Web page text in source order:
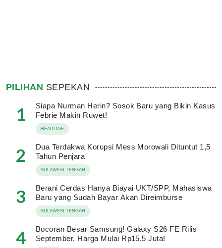
PILIHAN SEPEKAN
1
Siapa Nurman Herin? Sosok Baru yang Bikin Kasus
Febrie Makin Ruwet!
HEADLINE
2
Dua Terdakwa Korupsi Mess Morowali Dituntut 1,5
Tahun Penjara
SULAWESI TENGAH
3
Berani Cerdas Hanya Biayai UKT/SPP, Mahasiswa
Baru yang Sudah Bayar Akan Direimburse
SULAWESI TENGAH
4
Bocoran Besar Samsung! Galaxy S26 FE Rilis
September, Harga Mulai Rp15,5 Juta!